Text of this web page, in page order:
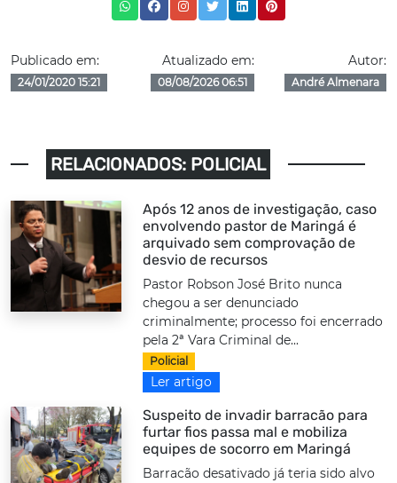
Publicado em:
24/01/2020 15:21
Atualizado em:
08/08/2026 06:51
Autor:
André Almenara
RELACIONADOS: POLICIAL
Após 12 anos de investigação, caso
envolvendo pastor de Maringá é
arquivado sem comprovação de
desvio de recursos
Pastor Robson José Brito nunca
chegou a ser denunciado
criminalmente; processo foi encerrado
pela 2ª Vara Criminal de...
Policial
Ler artigo
Suspeito de invadir barracão para
furtar fios passa mal e mobiliza
equipes de socorro em Maringá
Barracão desativado já teria sido alvo